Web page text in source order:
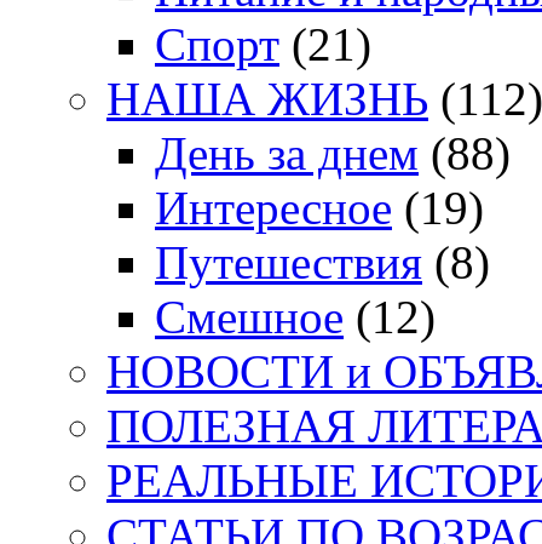
Спорт (21)
НАША ЖИЗНЬ (112)
День за днем (88)
Интересное (19)
Путешествия (8)
Смешное (12)
НОВОСТИ и
ПОЛЕЗНАЯ
РЕАЛЬНЫЕ